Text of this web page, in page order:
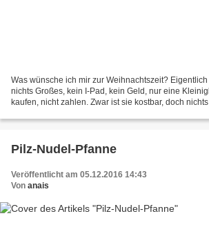
Was wünsche ich mir zur Weihnachtszeit?
nichts Großes, kein I-Pad, kein Geld, nur eine
kaufen, nicht zahlen. Zwar ist sie kostbar, doch
Pilz-Nudel-Pfanne
Veröffentlicht am 05.12.2016 14:43
Von anais